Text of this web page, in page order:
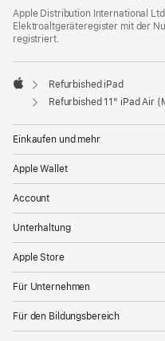
Apple Distribution International
Elektroaltgeräteregister mit der
registriert.
Apple
Refurbished iPad
Refurbished 11" iPad Air
Einkaufen und mehr
Apple Wallet
Account
Unterhaltung
Apple Store
Für Unternehmen
Für den Bildungsbereich